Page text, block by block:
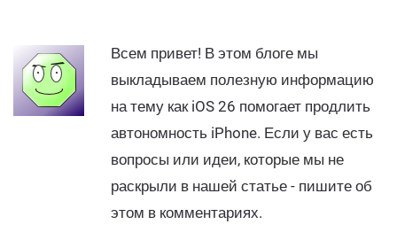
Всем привет! В этом блоге мы
выкладываем полезную информацию
на тему как iOS 26 помогает продлить
автономность iPhone. Если у вас есть
вопросы или идеи, которые мы не
раскрыли в нашей статье - пишите об
этом в комментариях.